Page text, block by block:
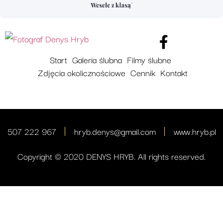
Start Galeria ślubna Filmy ślubne
Zdjęcia okolicznościowe Cennik Kontakt
Copyright © 2020 DENYS HRYB. All rights reserved.
507 222 967 hryb.denys@gmail.com www.hryb.pl